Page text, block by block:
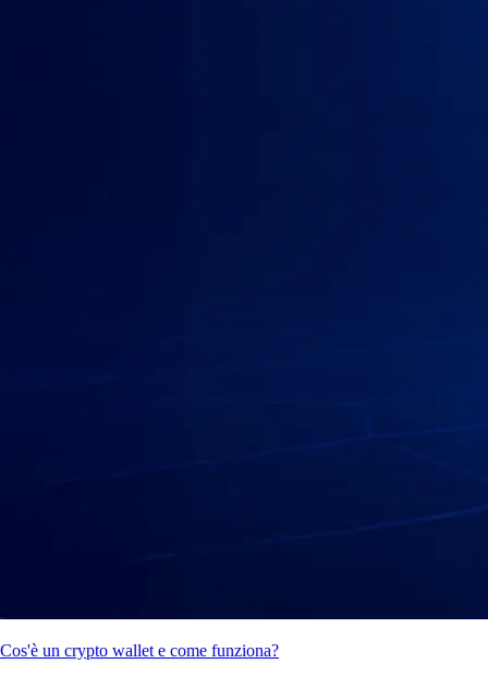
Cos'è un crypto wallet e come funziona?